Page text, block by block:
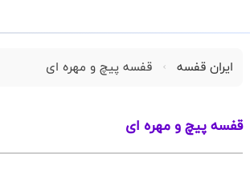
ایران قفسه قفسه پیچ و مهره ای
قفسه پیچ و مهره ای